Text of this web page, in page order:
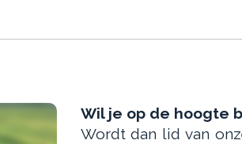
Wil je op de hoogte
Wordt dan lid van